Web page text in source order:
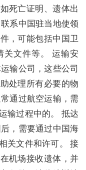
死亡证明、遗体出
系中国驻当地使领
，可能包括中国卫
关文件等。 运输安
输公司，这些公司
处理所有必要的物
通过航空运输，需
输过程中的。 抵达
，需要通过中国海
关文件和许可。 接
机场接收遗体，并